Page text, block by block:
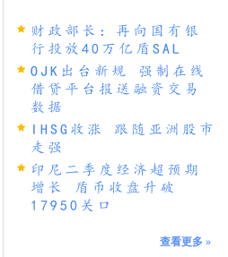
财政部长：再向国有银
行投放40万亿盾SAL
OJK出台新规 强制在线
借贷平台报送融资交易
数据
IHSG收涨 跟随亚洲股市
走强
印尼二季度经济超预期
增长 盾币收盘升破
17950关口
查看更多 »